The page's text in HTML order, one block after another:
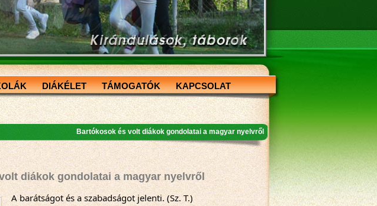
DIÁKÉLET TÁMOGATÓK KAPCSOLAT
Bartókosok és volt diákok gondolatai a magyar nyelvről
diákok gondolatai a magyar nyelvről
A barátságot és a szabadságot jelenti. (Sz. T.)